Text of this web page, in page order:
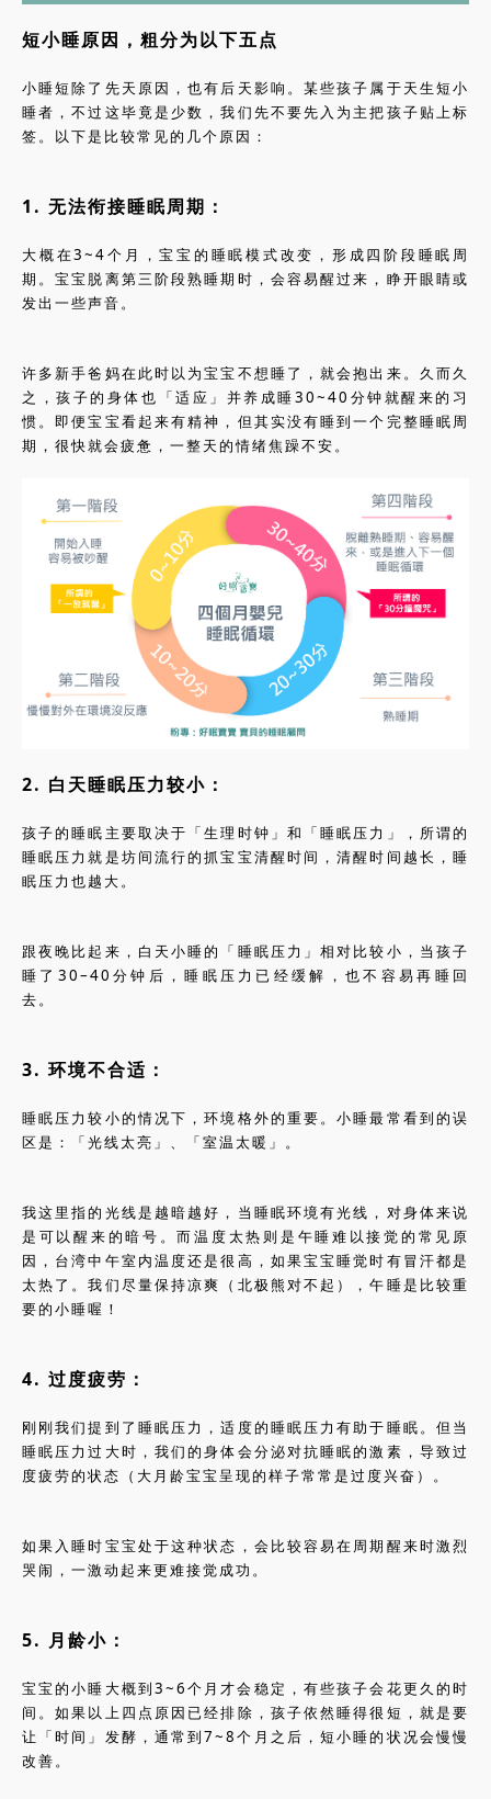
短小睡原因，粗分为以下五点
小睡短除了先天原因，也有后天影响。某些孩子属于天生短小
睡者，不过这毕竟是少数，我们先不要先入为主把孩子贴上标
签。以下是比较常见的几个原因：
1. 无法衔接睡眠周期：
大概在3~4个月，宝宝的睡眠模式改变，形成四阶段睡眠周
期。宝宝脱离第三阶段熟睡期时，会容易醒过来，睁开眼睛或
发出一些声音。
许多新手爸妈在此时以为宝宝不想睡了，就会抱出来。久而久
之，孩子的身体也「适应」并养成睡30~40分钟就醒来的习
惯。即便宝宝看起来有精神，但其实没有睡到一个完整睡眠周
期，很快就会疲惫，一整天的情绪焦躁不安。
2. 白天睡眠压力较小：
孩子的睡眠主要取决于「生理时钟」和「睡眠压力」，所谓的
睡眠压力就是坊间流行的抓宝宝清醒时间，清醒时间越长，睡
眠压力也越大。
跟夜晚比起来，白天小睡的「睡眠压力」相对比较小，当孩子
睡了30–40分钟后，睡眠压力已经缓解，也不容易再睡回
去。
3. 环境不合适：
睡眠压力较小的情况下，环境格外的重要。小睡最常看到的误
区是：「光线太亮」、「室温太暖」。
我这里指的光线是越暗越好，当睡眠环境有光线，对身体来说
是可以醒来的暗号。而温度太热则是午睡难以接觉的常见原
因，台湾中午室内温度还是很高，如果宝宝睡觉时有冒汗都是
太热了。我们尽量保持凉爽（北极熊对不起），午睡是比较重
要的小睡喔！
4. 过度疲劳：
刚刚我们提到了睡眠压力，适度的睡眠压力有助于睡眠。但当
睡眠压力过大时，我们的身体会分泌对抗睡眠的激素，导致过
度疲劳的状态（大月龄宝宝呈现的样子常常是过度兴奋）。
如果入睡时宝宝处于这种状态，会比较容易在周期醒来时激烈
哭闹，一激动起来更难接觉成功。
5. 月龄小：
宝宝的小睡大概到3~6个月才会稳定，有些孩子会花更久的时
间。如果以上四点原因已经排除，孩子依然睡得很短，就是要
让「时间」发酵，通常到7~8个月之后，短小睡的状况会慢慢
改善。